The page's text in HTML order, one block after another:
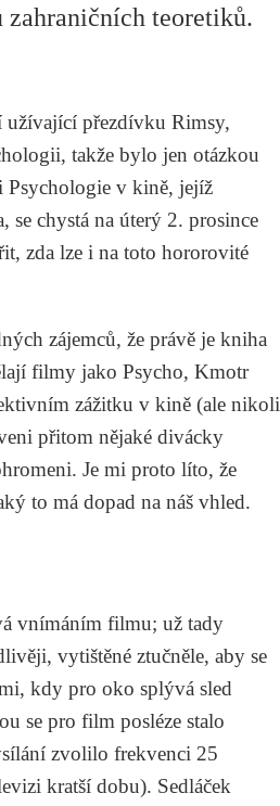
zahraničních teoretiků.
užívající přezdívku Rimsy,
takže bylo jen otázkou
Psychologie v kině, jejíž
, se chystá na úterý 2. prosince
zda lze i na toto hororovité
zájemců, že právě je kniha
filmy jako Psycho, Kmotr
zážitku v kině (ale nikoli
přitom nějaké divácky
Je mi proto líto, že
to má dopad na náš vhled.
vnímáním filmu; už tady
vytištěné ztučněle, aby se
kdy pro oko splývá sled
se pro film posléze stalo
zvolilo frekvenci 25
kratší dobu). Sedláček